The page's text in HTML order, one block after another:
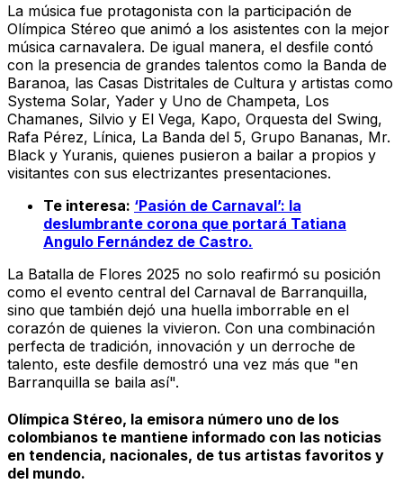
La música fue protagonista con la participación de
Olímpica Stéreo que animó a los asistentes con la mejor
música carnavalera. De igual manera, el desfile contó
con la presencia de grandes talentos como la Banda de
Baranoa, las Casas Distritales de Cultura y artistas como
Systema Solar, Yader y Uno de Champeta, Los
Chamanes, Silvio y El Vega, Kapo, Orquesta del Swing,
Rafa Pérez, Línica, La Banda del 5, Grupo Bananas, Mr.
Black y Yuranis, quienes pusieron a bailar a propios y
visitantes con sus electrizantes presentaciones.
Te interesa: ‘Pasión de Carnaval’: la
deslumbrante corona que portará Tatiana
Angulo Fernández de Castro.
La Batalla de Flores 2025 no solo reafirmó su posición
como el evento central del Carnaval de Barranquilla,
sino que también dejó una huella imborrable en el
corazón de quienes la vivieron. Con una combinación
perfecta de tradición, innovación y un derroche de
talento, este desfile demostró una vez más que "en
Barranquilla se baila así".
Olímpica Stéreo, la emisora número uno de los
colombianos te mantiene informado con las noticias
en tendencia, nacionales, de tus artistas favoritos y
del mundo.